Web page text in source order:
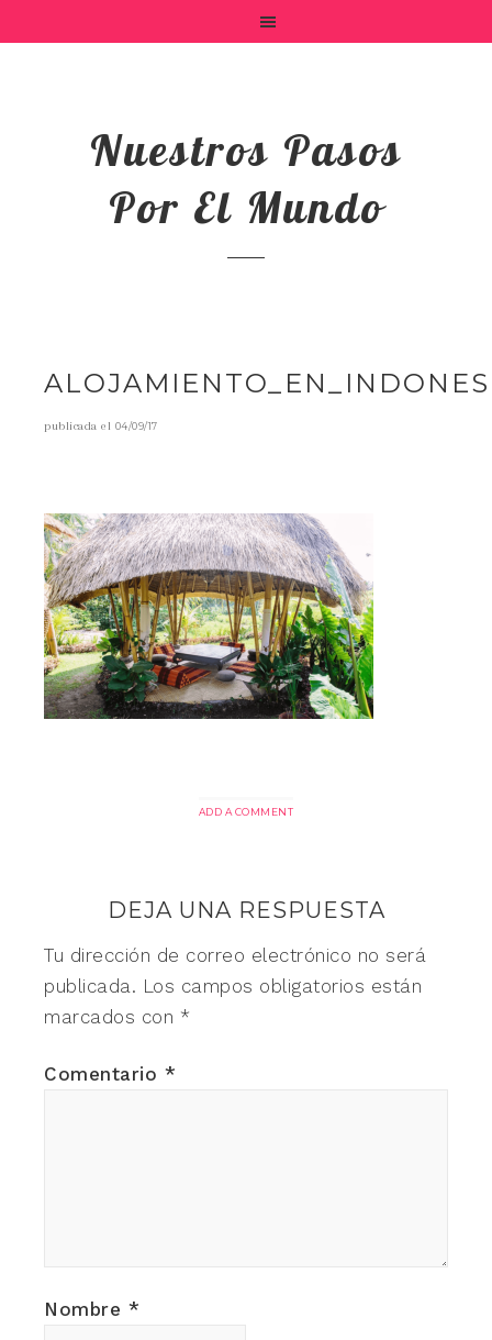
Nuestros Pasos
Por El Mundo
publicada el 04/09/17
ADD A COMMENT
DEJA UNA RESPUESTA
Tu dirección de correo electrónico no será
publicada. Los campos obligatorios están
marcados con *
Comentario *
Nombre *